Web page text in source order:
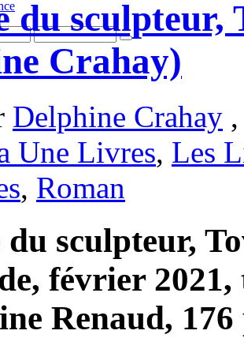
du sculpteur,
Crahay)
Delphine Crahay
Une Livres, Les
, Roman
sculpteur,
février 2021,
Renaud, 176